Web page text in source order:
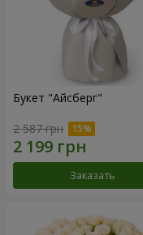
Букет "Айсберг"
2 587 грн
Заказать